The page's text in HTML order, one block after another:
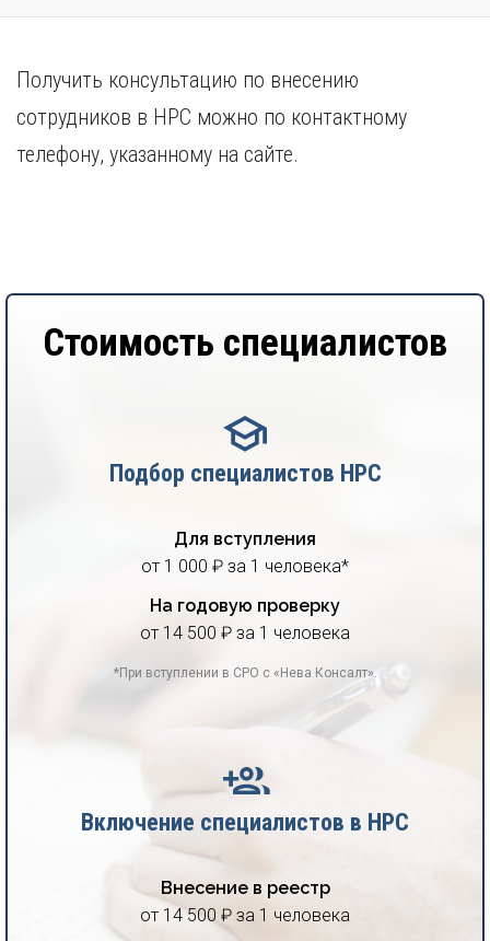
Получить консультацию по внесению
сотрудников в НРС можно по контактному
телефону, указанному на сайте.
Стоимость специалистов
Подбор специалистов НРС
Для вступления
от 1 000 ₽ за 1 человека*
На годовую проверку
от 14 500 ₽ за 1 человека
*При вступлении в СРО с «Нева Консалт».
Включение специалистов в НРС
Внесение в реестр
от 14 500 ₽ за 1 человека